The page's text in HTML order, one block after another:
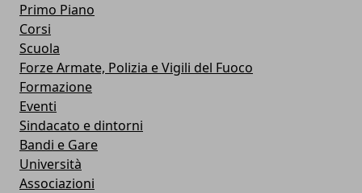
Primo Piano
Corsi
Scuola
Forze Armate, Polizia e Vigili del Fuoco
Formazione
Eventi
Sindacato e dintorni
Bandi e Gare
Università
Associazioni